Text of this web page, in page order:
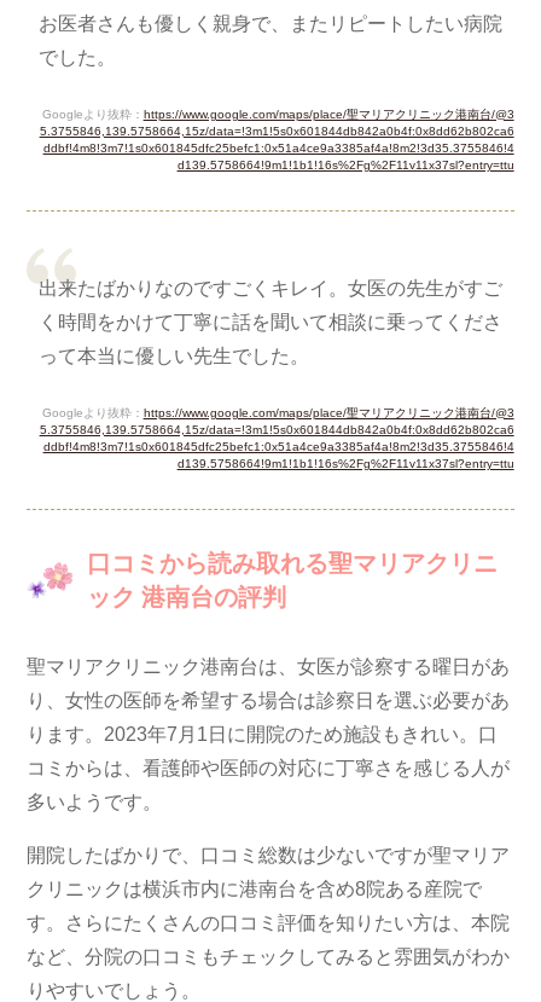
お医者さんも優しく親身で、またリピートしたい病院
でした。
Googleより抜粋： https://www.google.com/maps/place/聖マリアクリニック港南台/@3
5.3755846,139.5758664,15z/data=!3m1!5s0x601844db842a0b4f:0x8dd62b802ca6
ddbf!4m8!3m7!1s0x601845dfc25befc1:0x51a4ce9a3385af4a!8m2!3d35.3755846!4
d139.5758664!9m1!1b1!16s%2Fg%2F11v11x37sl?entry=ttu
出来たばかりなのですごくキレイ。女医の先生がすご
く時間をかけて丁寧に話を聞いて相談に乗ってくださ
って本当に優しい先生でした。
Googleより抜粋： https://www.google.com/maps/place/聖マリアクリニック港南台/@3
5.3755846,139.5758664,15z/data=!3m1!5s0x601844db842a0b4f:0x8dd62b802ca6
ddbf!4m8!3m7!1s0x601845dfc25befc1:0x51a4ce9a3385af4a!8m2!3d35.3755846!4
d139.5758664!9m1!1b1!16s%2Fg%2F11v11x37sl?entry=ttu
口コミから読み取れる聖マリアクリニ
ック 港南台の評判
聖マリアクリニック港南台は、女医が診察する曜日があ
り、女性の医師を希望する場合は診察日を選ぶ必要があ
ります。2023年7月1日に開院のため施設もきれい。口
コミからは、看護師や医師の対応に丁寧さを感じる人が
多いようです。
開院したばかりで、口コミ総数は少ないですが聖マリア
クリニックは横浜市内に港南台を含め8院ある産院で
す。さらにたくさんの口コミ評価を知りたい方は、本院
など、分院の口コミもチェックしてみると雰囲気がわか
りやすいでしょう。